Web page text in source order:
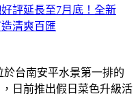
評延長至7月底！全新
清爽百匯
於台南安平水景第一排的
日前推出假日菜色升級活